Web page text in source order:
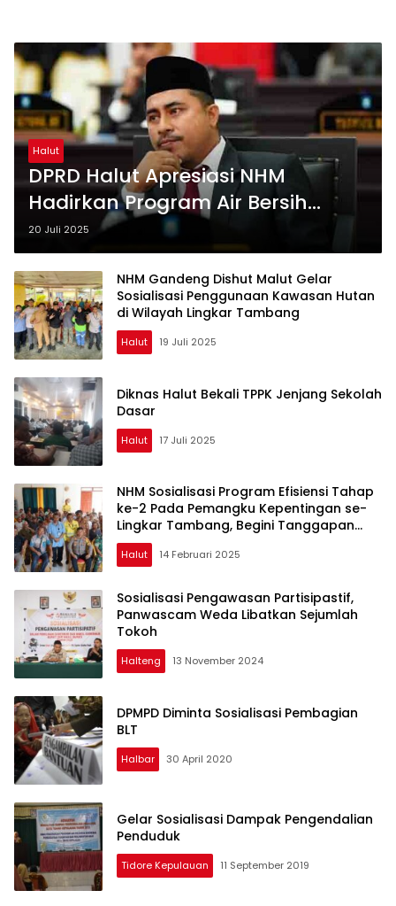
Halut
DPRD Halut Apresiasi NHM
Hadirkan Program Air Bersih
Hingga Listrik Gratis
20 Juli 2025
NHM Gandeng Dishut Malut Gelar
Sosialisasi Penggunaan Kawasan Hutan
di Wilayah Lingkar Tambang
Halut 19 Juli 2025
Diknas Halut Bekali TPPK Jenjang Sekolah
Dasar
Halut 17 Juli 2025
NHM Sosialisasi Program Efisiensi Tahap
ke-2 Pada Pemangku Kepentingan se-
Lingkar Tambang, Begini Tanggapan
Mereka
Halut 14 Februari 2025
Sosialisasi Pengawasan Partisipastif,
Panwascam Weda Libatkan Sejumlah
Tokoh
Halteng 13 November 2024
DPMPD Diminta Sosialisasi Pembagian
BLT
Halbar 30 April 2020
Gelar Sosialisasi Dampak Pengendalian
Penduduk
Tidore Kepulauan 11 September 2019